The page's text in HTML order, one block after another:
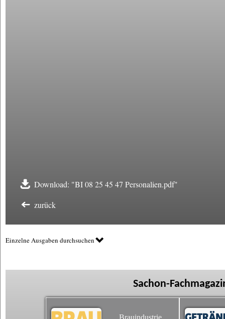
Download: "BI 08 25 45 47 Personalien.pdf"
zurück
Einzelne Ausgaben durchsuchen
Sachon-
Brauindustrie